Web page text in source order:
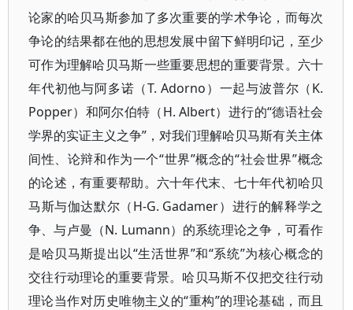
论家的哈贝马斯参加了多次重要的学术争论，而每次
争论的结果都在他的思想发展中留下鲜明印记，至少
可作为理解哈贝马斯一些重要思想的重要背景。六十
年代初他与阿多诺（T. Adorno）一起与波普尔（K.
Popper）和阿尔伯特（H. Albert）进行的“德语社会
学界的实证主义之争”，对我们理解哈贝马斯有关主体
间性、论辩和作为一个“世界”概念的“社会世界”概念
的论述，有重要帮助。六十年代末、七十年代初哈贝
马斯与伽达默尔（H-G. Gadamer）进行的解释学之
争、与卢曼（N. Lumann）的系统理论之争，可看作
是哈贝马斯提出以“生活世界”和“系统”为核心概念的
交往行动理论的重要背景。哈贝马斯不仅把交往行动
理论当作对历史唯物主义的“重构”的理论基础，而且